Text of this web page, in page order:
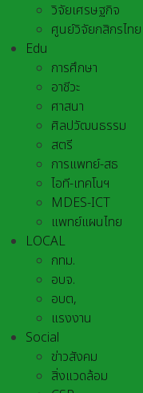
วิจัยเศรษฐกิจ
ศูนย์วิจัยกสิกรไทย
Edu
การศึกษา
อาชีวะ
ศาสนา
ศิลปวัฒนธรรม
สตรี
การแพทย์-สธ
ไอที-เทคโนฯ
MDES-ICT
แพทย์แผนไทย
LOCAL
กทม.
อบจ.
อบต,
แรงงาน
Social
ข่าวสังคม
สิ่งแวดล้อม